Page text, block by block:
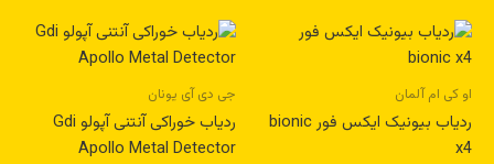
او کی ام آلمان
ردیاب بیونیک ایکس فور bionic
x4
جی دی آی یونان
ردیاب خوراکی آنتنی آپولو Gdi
Apollo Metal Detector